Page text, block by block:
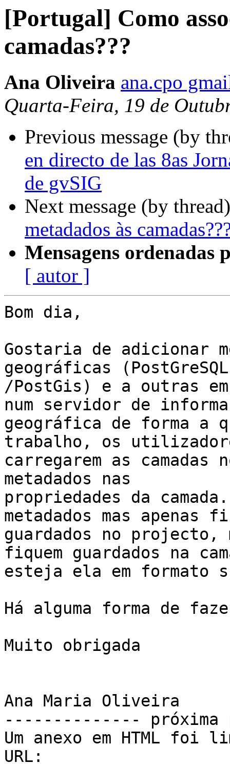
[Portugal] Como
camadas???
Ana Oliveira ana.cpo
Quarta-Feira, 19 de
Previous message (by
en directo de las 8as
de gvSIG
Next message (by
metadados às
Mensagens ordenadas
[ autor ]
Bom dia,
Gostaria de adicionar
geográficas
/PostGis) e a outras
num servidor de
geográfica de forma a
trabalho, os
carregarem as camadas
metadados nas
propriedades da
metadados mas apenas
guardados no projecto,
fiquem guardados na
esteja ela em formato
Há alguma forma de
Muito obrigada
Ana Maria Oliveira
--------------
Um anexo em HTML foi
URL: